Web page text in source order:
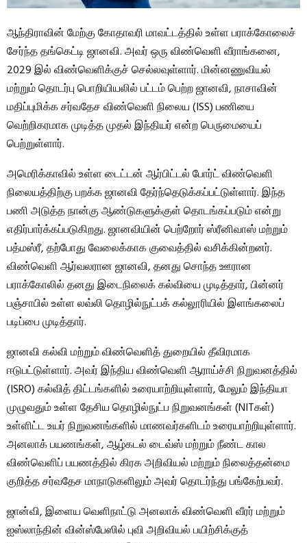
ஆந்திராவின் மேற்கு கோதாவரி மாவட்டத்தில் உள்ள பராக்கோலைச்
சேர்ந்த தங்கெட்டி ஜானவி. அவர் ஒரு விண்வெளி வீராங்கனை,
2029 இல் விண்வெளிக்குச் செல்லவுள்ளார். மின்னணுவியல்
மற்றும் தொடர்பு பொறியியலில் பட்டம் பெற்ற ஜானவி, நாசாவின்
மதிப்புமிக்க சர்வதேச விண்வெளி நிலைய (ISS) பணியை
வெற்றிகரமாக முடித்த முதல் இந்தியர் என்ற பெருமையைப்
பெற்றுள்ளார்.
அமெரிக்காவில் உள்ள டைட்டன் ஆர்பிட்டல் போர்ட் விண்வெளி
நிலையத்திற்கு பறக்க ஜானவி தேர்ந்தெடுக்கப்பட்டுள்ளார். இந்த
பணி அடுத்த நான்கு ஆண்டுகளுக்குள் தொடங்கப்படும் என்று
எதிர்பார்க்கப்படுகிறது. ஜானவியின் பெற்றோர் ஸ்ரீனிவாஸ் மற்றும்
பத்மஸ்ரீ, தற்போது வேலைக்காக குவைத்தில் வசிக்கின்றனர்.
விண்வெளி ஆர்வலரான ஜானவி, தனது சொந்த ஊரான
பராக்கோலில் தனது இடைநிலைக் கல்வியை முடித்தார், பின்னர்
பஞ்சாபில் உள்ள லவ்லி தொழில்நுட்பக் கல்லூரியில் இளங்கலைப்
படிப்பை முடித்தார்.
ஜானவி கல்வி மற்றும் விண்வெளித் துறையில் தீவிரமாக
ஈடுபட்டுள்ளார். அவர் இந்திய விண்வெளி ஆராய்ச்சி நிறுவனத்தில்
(ISRO) கல்வித் திட்டங்களில் உரையாற்றியுள்ளார், மேலும் இந்தியா
முழுவதும் உள்ள தேசிய தொழில்நுட்ப நிறுவனங்கள் (NITகள்)
உள்ளிட்ட உயர் நிறுவனங்களில் மாணவர்களிடம் உரையாற்றியுள்ளார்.
அனலாக் பயணங்கள், ஆழ்கடல் டைவ்ஸ் மற்றும் நீண்ட கால
விண்வெளிப் பயணத்தில் கிரக அறிவியல் மற்றும் நிலைத்தன்மை
குறித்த சர்வதேச மாநாடுகளிலும் அவர் தொடர்ந்து பங்கேற்பவர்.
ஜான்வி, இளைய வெளிநாட்டு அனலாக் விண்வெளி வீரர் மற்றும்
ஐஸ்லாந்தின் வின்ஸ்பேஸில் புவி அறிவியல் பயிற்சிக்குத்